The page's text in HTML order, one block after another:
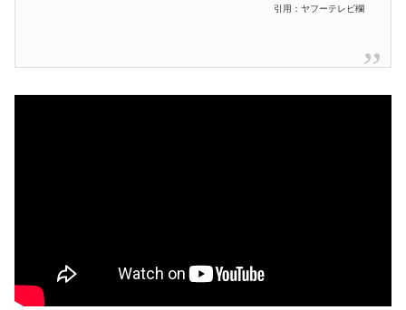
引用：ヤフーテレビ欄